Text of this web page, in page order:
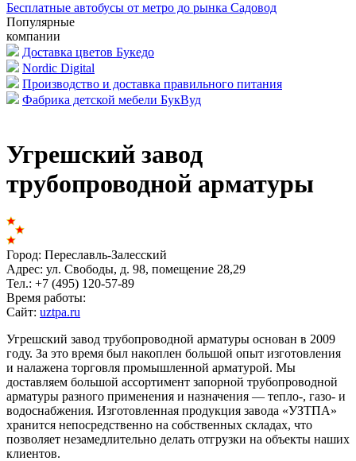
Бесплатные автобусы от метро до рынка Садовод
Популярные
компании
Доставка цветов Букедо
Nordic Digital
Производство и доставка правильного питания
Фабрика детской мебели БукВуд
Угрешский завод
трубопроводной арматуры
Город: Переславль-Залесский
Адрес: ул. Свободы, д. 98, помещение 28,29
Тел.: +7 (495) 120-57-89
Время работы:
Сайт: uztpa.ru
Угрешский завод трубопроводной арматуры основан в 2009
году. За это время был накоплен большой опыт изготовления
и налажена торговля промышленной арматурой. Мы
доставляем большой ассортимент запорной трубопроводной
арматуры разного применения и назначения — тепло-, газо- и
водоснабжения. Изготовленная продукция завода «УЗТПА»
хранится непосредственно на собственных складах, что
позволяет незамедлительно делать отгрузки на объекты наших
клиентов.